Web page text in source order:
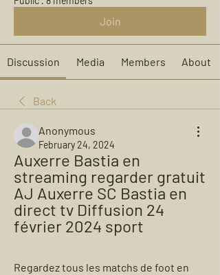
Join
Discussion Media Members About
Back
Anonymous
February 24, 2024
Auxerre Bastia en
streaming regarder gratuit
AJ Auxerre SC Bastia en
direct tv Diffusion 24
février 2024 sport
Regardez tous les matchs de foot en